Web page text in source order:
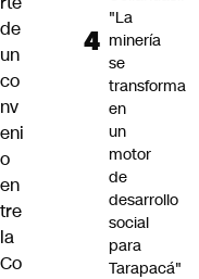
de
un
co
nv
eni
o
en
tre
la
Co
"La
minería
se
transforma
en
un
motor
de
desarrollo
social
para
Tarapacá"